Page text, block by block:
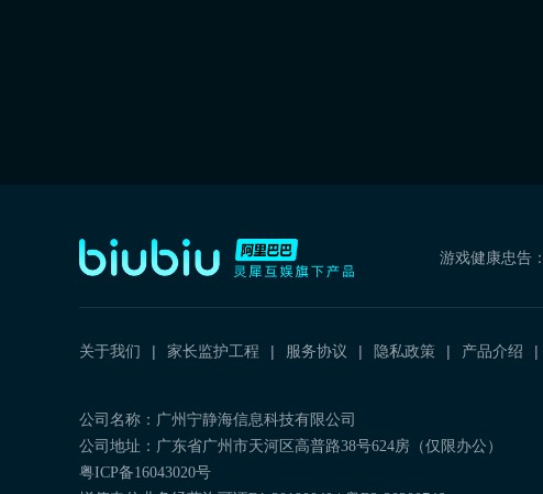
游戏健康忠告
关于我们 家长监护工程 服务协议 隐私政策 产品介绍
公司名称：广州宁静海信息科技有限公司
公司地址：广东省广州市天河区高普路38号624房（仅限办公）
粤ICP备16043020号